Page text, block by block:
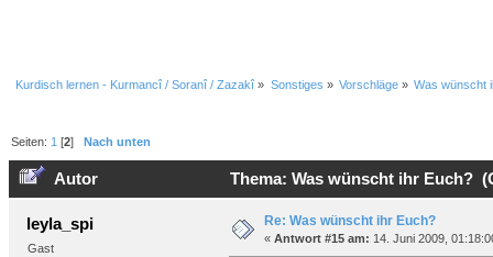
Kurdisch lernen - Kurmancî / Soranî / Zazakî » Sonstiges » Vorschläge» Was wünscht
Seiten: 1 [2]Nach unten
Autor Thema: Was wünscht ihr Euch?
leyla_spi
Gast
Re: Was wünscht ihr Euch?
« Antwort #15 am: 14. Juni 2009,